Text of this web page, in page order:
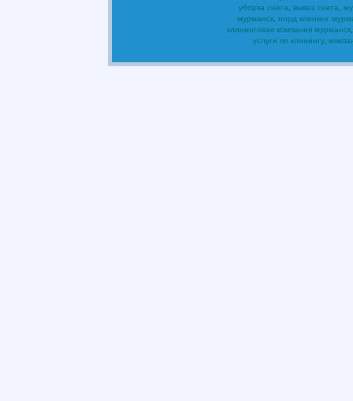
уборка снега
вывоз снега
мурманск, норд клининг
клининговая компания мурманск
услуги по клинингу,